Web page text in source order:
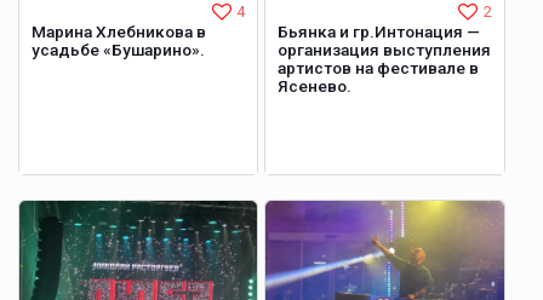
Марина Хлебникова в
усадьбе «Бушарино».
4
Бьянка и гр.Интонация —
организация выступления
артистов на фестивале в
Ясенево.
2